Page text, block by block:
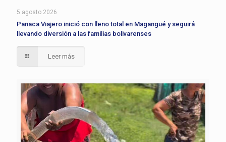
5 agosto 2026
Panaca Viajero inició con lleno total en Magangué y seguirá
llevando diversión a las familias bolivarenses
Leer más